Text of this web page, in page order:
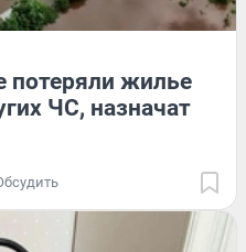
потеряли жилье
ЧС, назначат